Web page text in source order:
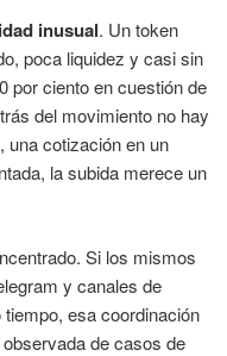
inusual. Un token
poca liquidez y casi sin
por ciento en cuestión de
del movimiento no hay
una cotización en un
la subida merece un
Si los mismos
y canales de
esa coordinación
de casos de